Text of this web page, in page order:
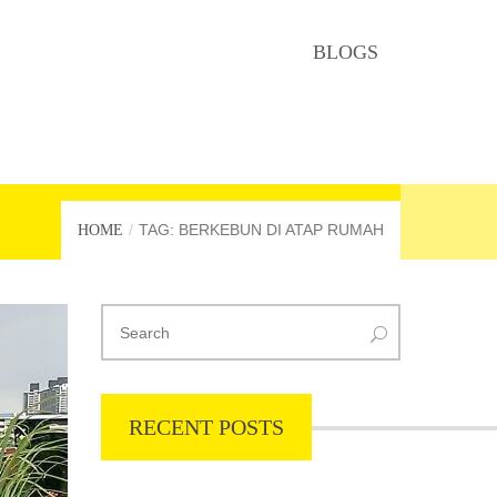
BLOGS
HOME TAG: BERKEBUN DI ATAP RUMAH
RECENT POSTS